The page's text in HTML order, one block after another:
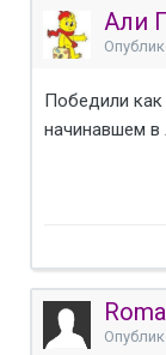
Али
Победили
начинавшем в